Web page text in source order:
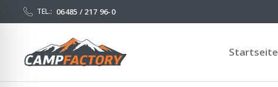
TEL.: 06485 / 217 96-0
Startseite